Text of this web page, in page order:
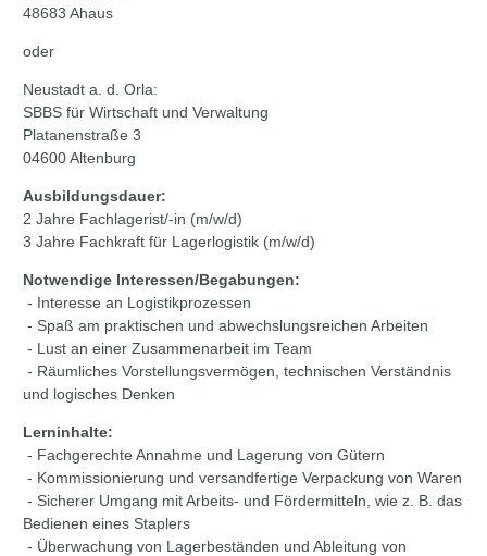
48683 Ahaus
oder
Neustadt a. d. Orla:
SBBS für Wirtschaft und Verwaltung
Platanenstraße 3
04600 Altenburg
Ausbildungsdauer:
2 Jahre Fachlagerist/-in (m/w/d)
3 Jahre Fachkraft für Lagerlogistik (m/w/d)
Notwendige Interessen/Begabungen:
- Interesse an Logistikprozessen
- Spaß am praktischen und abwechslungsreichen Arbeiten
- Lust an einer Zusammenarbeit im Team
- Räumliches Vorstellungsvermögen, technischen Verständnis
und logisches Denken
Lerninhalte:
- Fachgerechte Annahme und Lagerung von Gütern
- Kommissionierung und versandfertige Verpackung von Waren
- Sicherer Umgang mit Arbeits- und Fördermitteln, wie z. B. das
Bedienen eines Staplers
- Überwachung von Lagerbeständen und Ableitung von